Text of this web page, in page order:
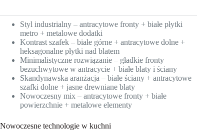
Styl industrialny – antracytowe fronty + białe płytki
metro + metalowe dodatki
Kontrast szafek – białe górne + antracytowe dolne +
heksagonalne płytki nad blatem
Minimalistyczne rozwiązanie – gładkie fronty
bezuchwytowe w antracycie + białe blaty i ściany
Skandynawska aranżacja – białe ściany + antracytowe
szafki dolne + jasne drewniane blaty
Nowoczesny mix – antracytowe fronty + białe
powierzchnie + metalowe elementy
Nowoczesne technologie w kuchni